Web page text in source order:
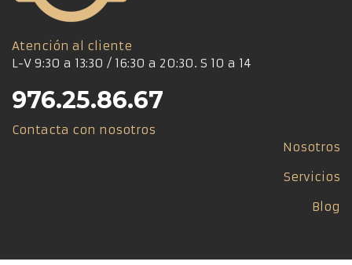
producto
Atención al cliente
L-V 9:30 a 13:30 / 16:30 a 20:30. S 10 a 14
976.25.86.67
Contacta con nosotros
Nosotros
Servicios
Blog